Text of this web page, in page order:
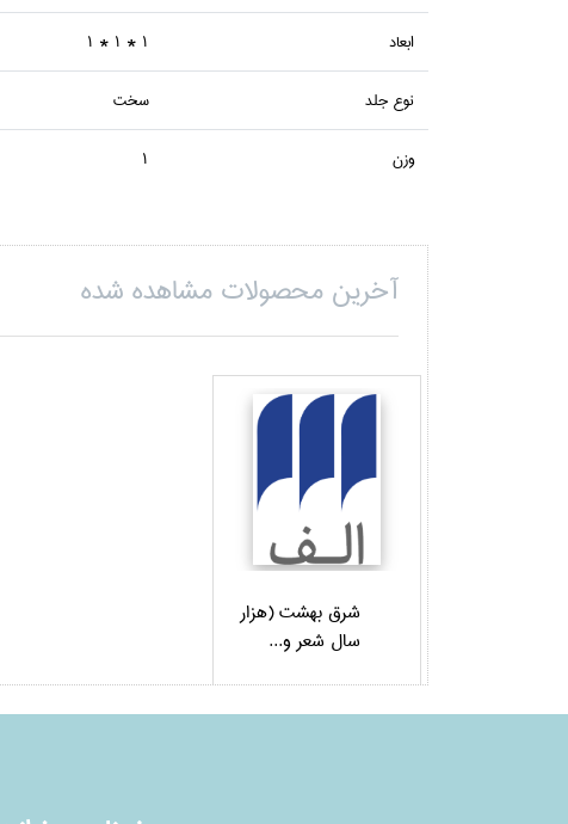
ابعاد 1 * 1 * 1
نوع جلد سخت
وزن 1
آخرین محصولات مشاهده شده
شرق بهشت (هزار
سال شعر و...